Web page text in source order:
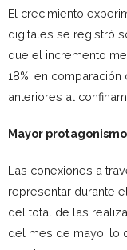
El crecimiento
digitales se registró
que el incremento
18%, en
anteriores al
Mayor
Las conexiones a
representar durante
del total de las
del mes de mayo, lo